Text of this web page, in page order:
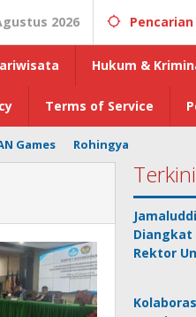
2026 Pencarian
Hukum &
Terms of Service
Games Rohingya
Diangkat
Rektor